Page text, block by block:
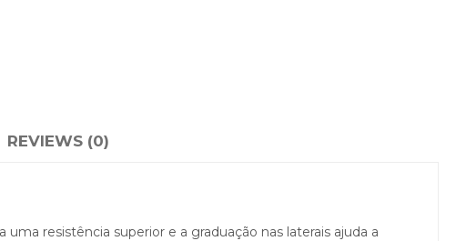
REVIEWS (0)
resistência superior e a graduação nas laterais ajuda a